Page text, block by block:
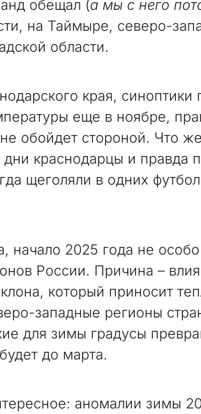
обещал (а мы с него
на Таймыре, северо-
области.
края, синоптики
еще в ноябре,
обойдет стороной. Что
краснодарцы и правда
щеголяли в одних
начало 2025 года не
России. Причина –
который приносит
западные регионы
для зимы градусы
до марта.
аномалии зимы